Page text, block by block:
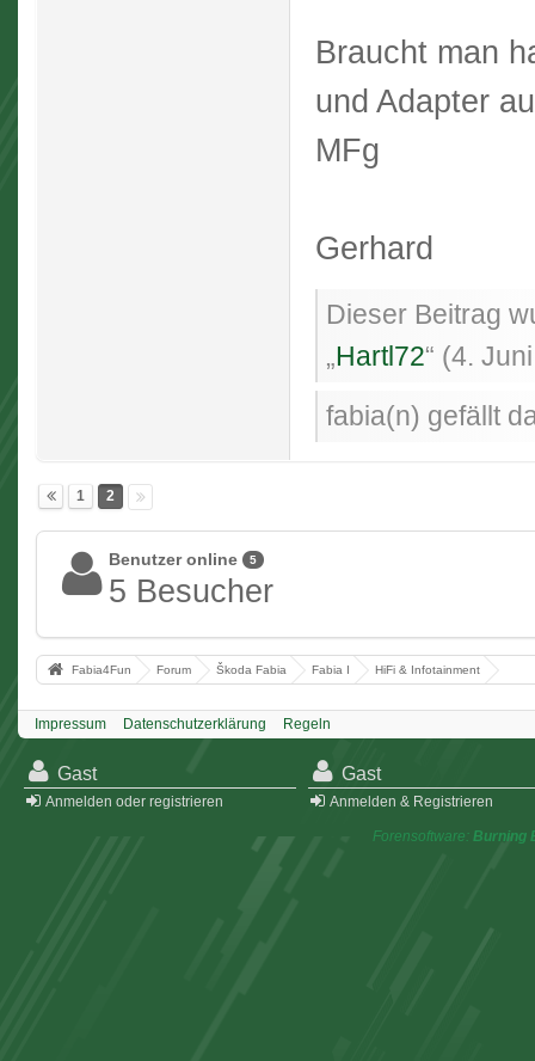
Braucht man
und Adapter
MFg
Gerhard
Dieser Beitrag
„Hartl72“ (4.
fabia(n) gefällt
1 2
Benutzer online 5
5 Besucher
Fabia4Fun Forum Škoda Fabia Fabia I HiFi & Infotainment
Impressum Datenschutzerklärung Regeln
Gast
Anmelden oder registrieren
Gast
Anmelden & Registrieren
Forensoftware: Burning